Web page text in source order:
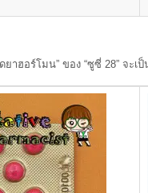
มน” ของ “ซูซี่ 28” จะเป็